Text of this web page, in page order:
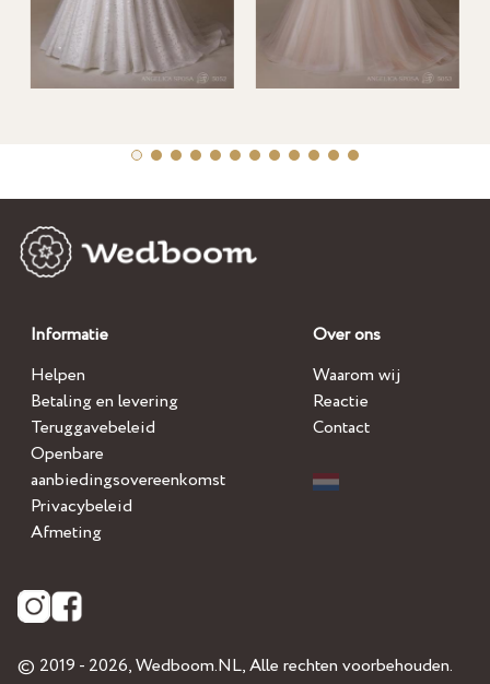
Informatie
Helpen
Betaling en levering
Teruggavebeleid
Openbare
aanbiedingsovereenkomst
Privacybeleid
Afmeting
Over ons
Waarom wij
Reactie
Contact
© 2019 - 2026,Wedboom.NL, Alle rechten voorbehouden.